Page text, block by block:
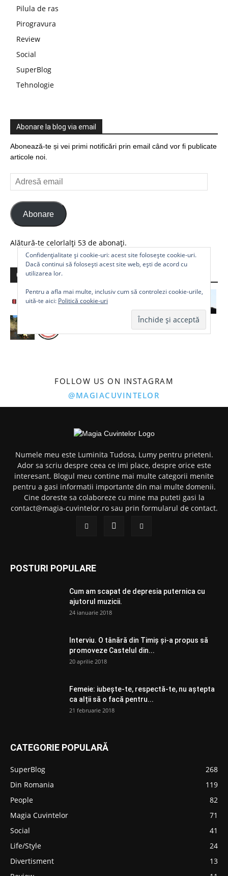
Pilula de ras
Pirogravura
Review
Social
SuperBlog
Tehnologie
Abonare la blog via email
Abonează-te și vei primi notificări prin email când vor fi publicate
articole noi.
Adresă
email
Abonare
Alătură-te celorlalți 53 de abonați.
Comunitate
Confidențialitate și cookie-uri: acest site folosește cookie-uri.
Dacă continui să folosești acest site web, ești de acord cu
utilizarea lor.
Pentru a afla mai multe, inclusiv cum să controlezi cookie-urile,
uită-te aici: Politică cookie-uri
FOLLOW US ON INSTAGRAM
@MAGIACUVINTELOR
Numele meu este Luminita Tudosa, Lumy pentru prieteni.
Ador sa scriu despre ceea ce imi place, despre orice este
interesant. Blogul meu contine mai multe categorii menite
pentru a gasi informatii importante din mai multe domenii.
Cine doreste sa colaboreze cu mine ma puteti gasi la
contact@magia-cuvintelor.ro sau prin formularul de contact.
POSTURI POPULARE
Cum am scapat de depresia puternica cu
ajutorul muzicii.
24 ianuarie 2018
Interviu. O tânără din Timiș și-a propus să
promoveze Castelul din...
20 aprilie 2018
Femeie: iubește-te, respectă-te, nu aștepta
ca alții să o facă pentru...
21 februarie 2018
CATEGORIE POPULARĂ
SuperBlog
268
Din Romania
119
People
82
Magia Cuvintelor
71
Social
41
Life/Style
24
Divertisment
13